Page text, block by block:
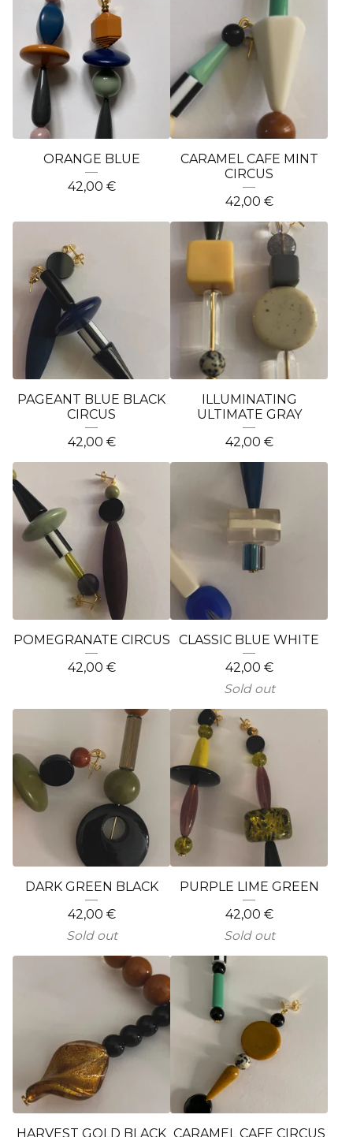
ORANGE BLUE
42,00 €
CARAMEL CAFE MINT
CIRCUS
42,00 €
PAGEANT BLUE BLACK
CIRCUS
42,00 €
ILLUMINATING
ULTIMATE GRAY
42,00 €
POMEGRANATE CIRCUS
42,00 €
CLASSIC BLUE WHITE
42,00 €
Sold out
DARK GREEN BLACK
42,00 €
Sold out
PURPLE LIME GREEN
42,00 €
Sold out
HARVEST GOLD BLACK CARAMEL CAFE CIRCUS